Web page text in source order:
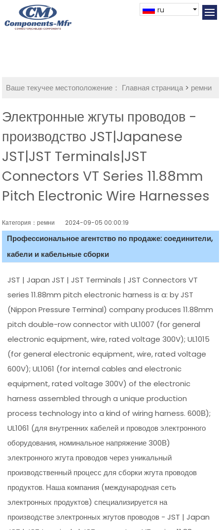
ru
Ваше текучее местоположение： Главная страница> ремни
Электронные жгуты проводов -
производство JST|Japanese
JST|JST Terminals|JST
Connectors VT Series 11.88mm
Pitch Electronic Wire Harnesses
Категория：ремни 2024-09-05 00:00:19
Профессиональное агентство по продаже: соединители,
кабели и кабельные сборки
JST | Japan JST | JST Terminals | JST Connectors VT
series 11.88mm pitch electronic harness is a: by JST
(Nippon Pressure Terminal) company produces 11.88mm
pitch double-row connector with UL1007 (for general
electronic equipment, wire, rated voltage 300V); UL1015
(for general electronic equipment, wire, rated voltage
600V); UL1061 (for internal cables and electronic
equipment, rated voltage 300V) of the electronic
harness assembled through a unique production
process technology into a kind of wiring harness. 600В);
UL1061 (для внутренних кабелей и проводов электронного
оборудования, номинальное напряжение 300В)
электронного жгута проводов через уникальный
производственный процесс для сборки жгута проводов
продуктов. Наша компания (международная сеть
электронных продуктов) специализируется на
производстве электронных жгутов проводов - JST | Japan